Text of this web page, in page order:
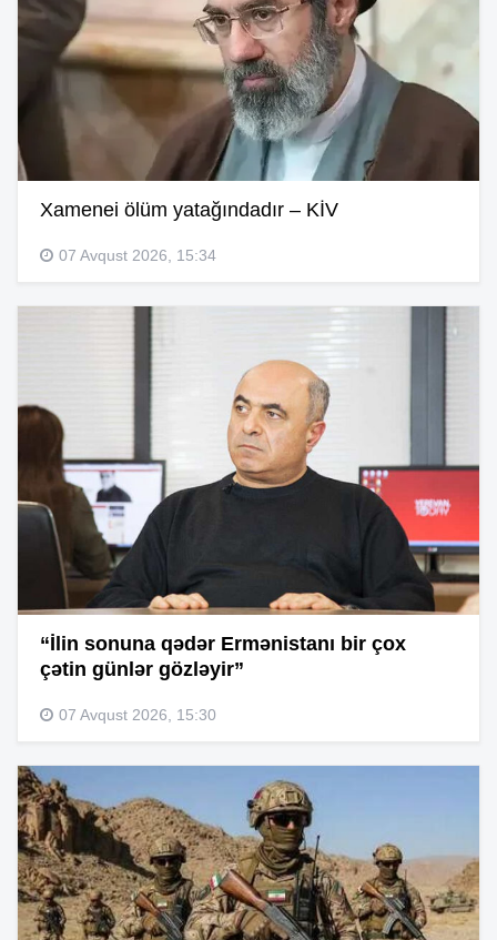
Xamenei ölüm yatağındadır – KİV
07 Avqust 2026, 15:34
“İlin sonuna qədər Ermənistanı bir çox
çətin günlər gözləyir”
07 Avqust 2026, 15:30